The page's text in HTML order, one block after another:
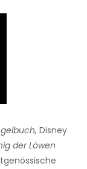
Disney
der Löwen